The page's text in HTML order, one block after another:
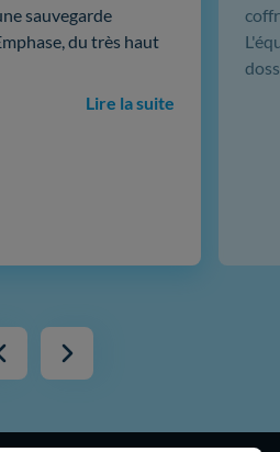
sauvegarde
du très haut
Lire la suite